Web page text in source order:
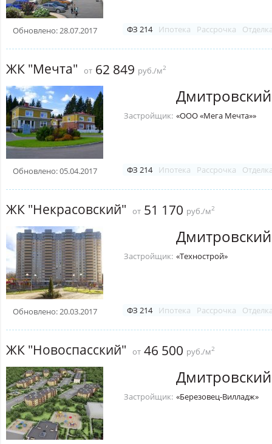
Обновлено: 28.07.2017 ФЗ 214 Ипотека Рассрочка
ЖК "Мечта" от 62 849 руб./м2
Обновлено: 05.04.2017
Застройщик: «ООО «Мега Мечта»»
ФЗ 214 Ипотека Рассрочка
ЖК "Некрасовский" от 51 170 руб./м2
Обновлено: 20.03.2017
Застройщик: «Технострой»
ФЗ 214 Ипотека Рассрочка
ЖК "Новоспасский" от 46 500 руб./м2
Застройщик: «Березовец-Вилладж»